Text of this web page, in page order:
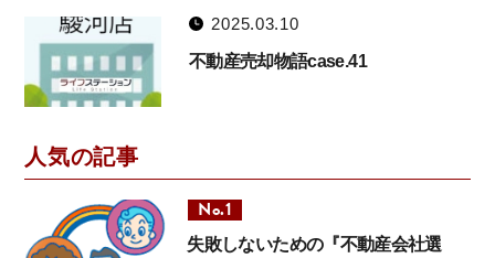
2025.03.10
不動産売却物語case.41
人気の記事
失敗しないための『不動産会社選